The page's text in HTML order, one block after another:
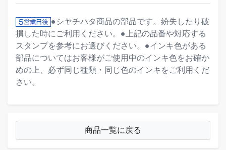
●シヤチハタ商品の部品です。紛失したり破
損した時にご利用ください。●上記の品番や対応する
スタンプを参考にお選びください。●インキ色がある
部品についてはお客様がご使用中のインキ色をお確か
めの上、必ず同じ種類・同じ色のインキをご利用くだ
さい。
商品一覧に戻る